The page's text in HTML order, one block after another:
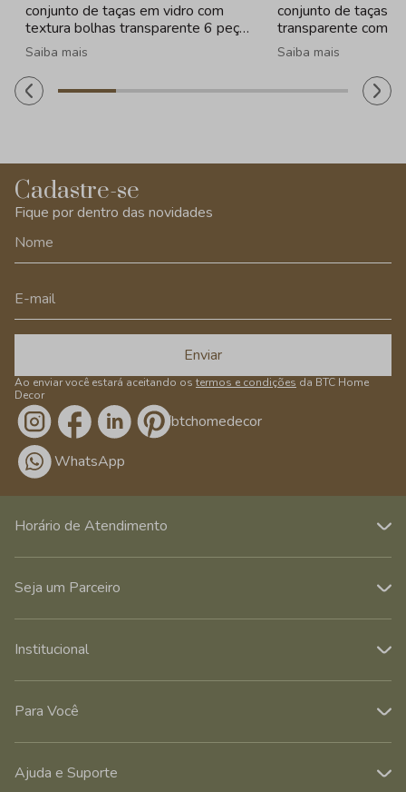
conjunto de taças em vidro com
textura bolhas transparente 6 peças
- 260ml
Saiba mais
conjunto de taças
transparente com
peças - 330ml
Saiba mais
Cadastre-se
Fique por dentro das novidades
Enviar
Ao enviar você estará aceitando os termos e condições da BTC Home
Decor
/btchomedecor
WhatsApp
Horário de Atendimento
Seja um Parceiro
Institucional
Para Você
Ajuda e Suporte